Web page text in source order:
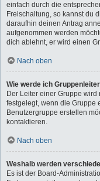
einfach durch die
Freischaltung, so kannst du
daraufhin deinen Antrag
aufgenommen werden
dich ablehnt, er wird einen
Nach oben
Wie werde ich
Der Leiter einer Gruppe
festgelegt, wenn die Gruppe
Benutzergruppe erstellen
kontaktieren.
Nach oben
Weshalb werden
Es ist der Board-